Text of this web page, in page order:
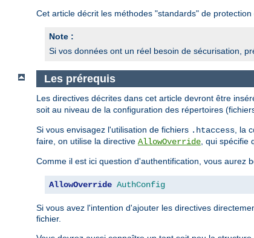
Cet article décrit les méthodes "standards" de
Note :
Si vos données ont un réel besoin de sécurisation,
Les prérequis
Les directives décrites dans cet article devront être
soit au niveau de la configuration des répertoires
Si vous envisagez l'utilisation de fichiers .htaccess, la
faire, on utilise la directive AllowOverride, qui spécifie
Comme il est ici question d'authentification, vous aurez
AllowOverride AuthConfig
Si vous avez l'intention d'ajouter les directives
fichier.